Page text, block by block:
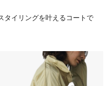
タイリングを叶えるコートで